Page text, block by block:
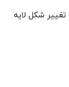
ذوب یا تغییر شکل لایه